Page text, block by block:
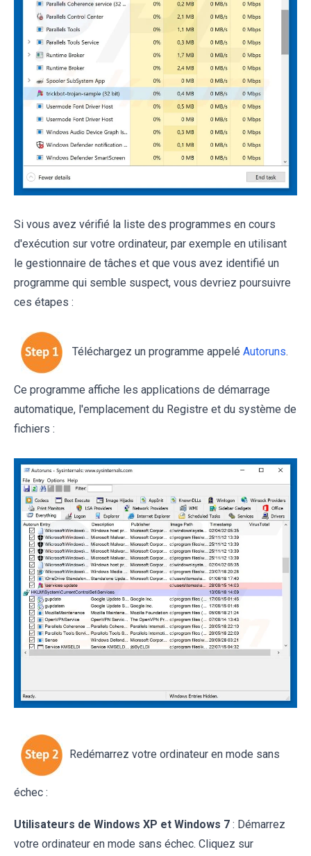
Si vous avez vérifié la liste des programmes en cours
d'exécution sur votre ordinateur, par exemple en utilisant
le gestionnaire de tâches et que vous avez identifié un
programme qui semble suspect, vous devriez poursuivre
ces étapes :
Téléchargez un programme appelé Autoruns.
Ce programme affiche les applications de démarrage
automatique, l'emplacement du Registre et du système de
fichiers :
Redémarrez votre ordinateur en mode sans
échec :
Utilisateurs de Windows XP et Windows 7 : Démarrez
votre ordinateur en mode sans échec. Cliquez sur